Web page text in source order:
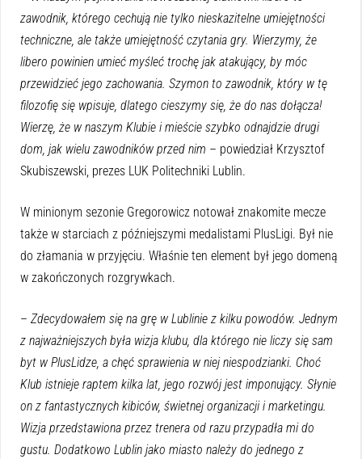
zawodnik, którego cechują nie tylko nieskazitelne umiejętności
techniczne, ale także umiejętność czytania gry. Wierzymy, że
libero powinien umieć myśleć trochę jak atakujący, by móc
przewidzieć jego zachowania. Szymon to zawodnik, który w tę
filozofię się wpisuje, dlatego cieszymy się, że do nas dołącza!
Wierzę, że w naszym Klubie i mieście szybko odnajdzie drugi
dom, jak wielu zawodników przed nim – powiedział Krzysztof
Skubiszewski, prezes LUK Politechniki Lublin.
W minionym sezonie Gregorowicz notował znakomite mecze
także w starciach z późniejszymi medalistami PlusLigi. Był nie
do złamania w przyjęciu. Właśnie ten element był jego domeną
w zakończonych rozgrywkach.
– Zdecydowałem się na grę w Lublinie z kilku powodów. Jednym
z najważniejszych była wizja klubu, dla którego nie liczy się sam
byt w PlusLidze, a chęć sprawienia w niej niespodzianki. Choć
Klub istnieje raptem kilka lat, jego rozwój jest imponujący. Słynie
on z fantastycznych kibiców, świetnej organizacji i marketingu.
Wizja przedstawiona przez trenera od razu przypadła mi do
gustu. Dodatkowo Lublin jako miasto należy do jednego z